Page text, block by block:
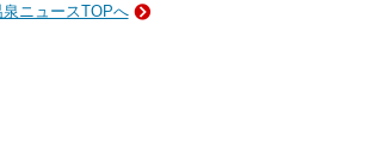
でぼんやり過ごす
泉ニュースTOPへ